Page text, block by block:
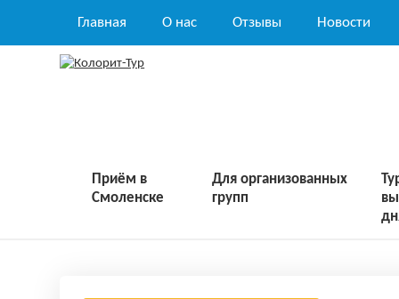
Главная О нас Отзывы Новости
Приём в
Смоленске
Для организованных
групп